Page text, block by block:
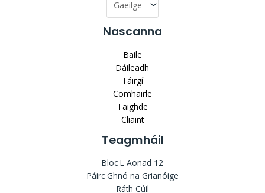
Nascanna
Baile
Dáileadh
Táirgí
Comhairle
Taighde
Cliaint
Teagmháil
Bloc L Aonad 12
Páirc Ghnó na Grianóige
Ráth Cúil